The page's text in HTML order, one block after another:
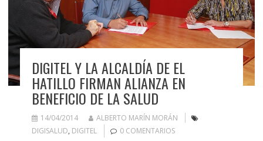
DIGITEL Y LA ALCALDÍA DE EL
HATILLO FIRMAN ALIANZA EN
BENEFICIO DE LA SALUD
14/04/2014
ALBERTO MARÍN MORÁN
DIGISALUD, DIGITEL 0 COMENTARIOS